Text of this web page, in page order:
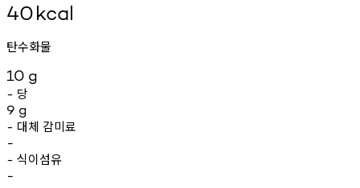
40kcal
탄수화물
10 g
- 당
9 g
- 대체 감미료
-
- 식이섬유
-